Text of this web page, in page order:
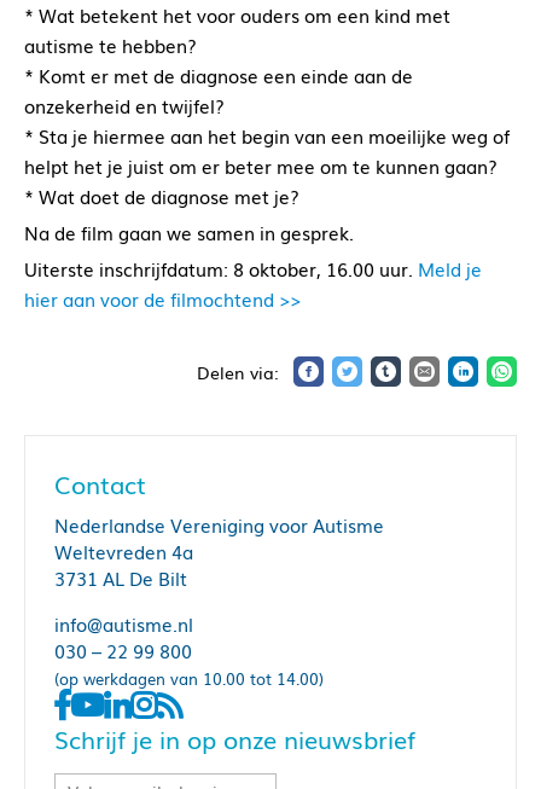
* Wat betekent het voor ouders om een kind met
autisme te hebben?
* Komt er met de diagnose een einde aan de
onzekerheid en twijfel?
* Sta je hiermee aan het begin van een moeilijke weg of
helpt het je juist om er beter mee om te kunnen gaan?
* Wat doet de diagnose met je?
Na de film gaan we samen in gesprek.
Uiterste inschrijfdatum: 8 oktober, 16.00 uur. Meld je
hier aan voor de filmochtend >>
Contact
Nederlandse Vereniging voor Autisme
Weltevreden 4a
3731 AL De Bilt
info@autisme.nl
030 – 22 99 800
(op werkdagen van 10.00 tot 14.00)
Schrijf je in op onze nieuwsbrief